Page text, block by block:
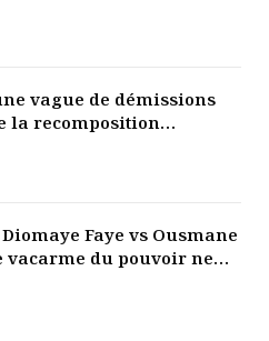
vague de démissions
la recomposition
Faye vs Ousmane
vacarme du pouvoir ne
oublier les liens de la